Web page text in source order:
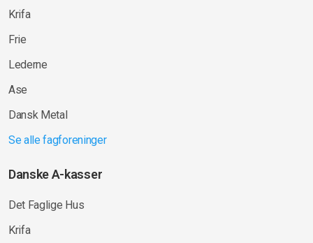
Krifa
Frie
Lederne
Ase
Dansk Metal
Se alle fagforeninger
Danske A-kasser
Det Faglige Hus
Krifa